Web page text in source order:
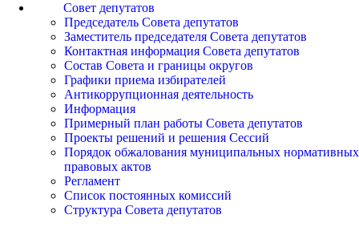
Совет депутатов
Председатель Совета депутатов
Заместитель председателя Совета депутатов
Контактная информация Совета депутатов
Состав Совета и границы округов
Графики приема избирателей
Антикоррупционная деятельность
Информация
Примерный план работы Совета депутатов
Проекты решений и решения Сессий
Порядок обжалования муниципальных нормативных
правовых актов
Регламент
Список постоянных комиссий
Структура Совета депутатов